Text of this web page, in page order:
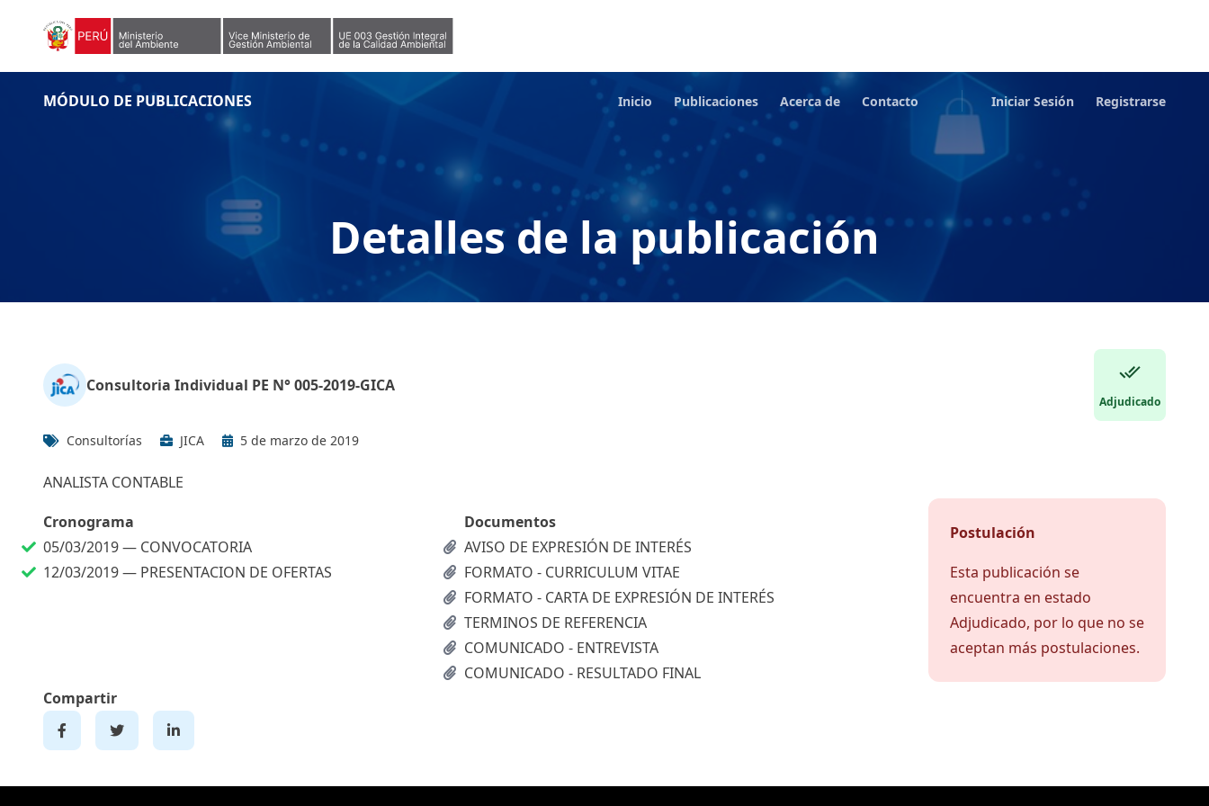
MÓDULO DE PUBLICACIONES Inicio Publicaciones Acerca de Contacto Iniciar Sesión Registrarse
Detalles de la publicación
Consultoria Individual PE N° 005-2019-GICA
Adjudicado
Consultorías JICA 5 de marzo de 2019
ANALISTA CONTABLE
Cronograma
05/03/2019 — CONVOCATORIA
12/03/2019 — PRESENTACION DE OFERTAS
Documentos
AVISO DE EXPRESIÓN DE INTERÉS
FORMATO - CURRICULUM VITAE
FORMATO - CARTA DE EXPRESIÓN DE INTERÉS
TERMINOS DE REFERENCIA
COMUNICADO - ENTREVISTA
COMUNICADO - RESULTADO FINAL
Compartir
Postulación
Esta publicación se
encuentra en estado
Adjudicado, por lo que no se
aceptan más postulaciones.